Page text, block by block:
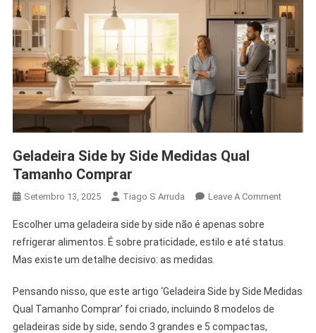
Geladeira Side by Side Medidas Qual
Tamanho Comprar
Setembro 13, 2025 Tiago S Arruda Leave A CommentOn
By
Qual
Escolher uma geladeira side by side não é apenas sobre
refrigerar alimentos. É sobre praticidade, estilo e até status.
Mas existe um detalhe decisivo: as medidas.
Pensando nisso, que este artigo ‘Geladeira Side by Side Medidas
Qual Tamanho Comprar’ foi criado, incluindo 8 modelos de
geladeiras side by side, sendo 3 grandes e 5 compactas,